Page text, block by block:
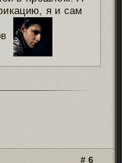
я и сам
6